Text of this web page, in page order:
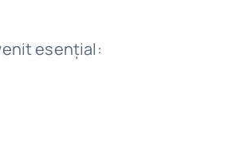
esențial: